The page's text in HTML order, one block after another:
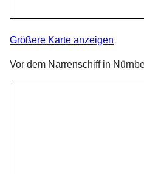
Größere Karte anzeigen
Vor dem Narrenschiff in